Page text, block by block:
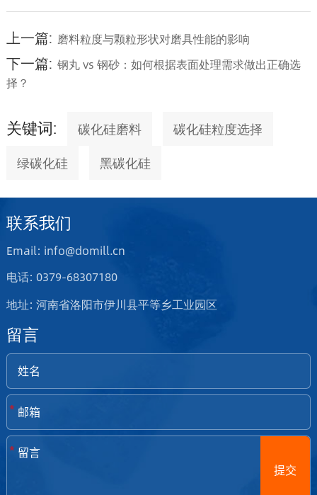
上一篇: 磨料粒度与颗粒形状对磨具性能的影响
下一篇: 钢丸 vs 钢砂：如何根据表面处理需求做出正确选
择？
关键词: 碳化硅磨料
碳化硅粒度选择
绿碳化硅
黑碳化硅
联系我们
Email: info@domill.cn
电话: 0379-68307180
地址: 河南省洛阳市伊川县平等乡工业园区
留言
*
*
提交